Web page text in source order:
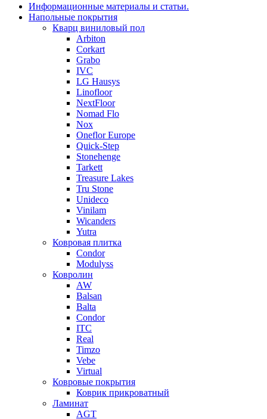
Информационные материалы и статьи.
Напольные покрытия
Кварц виниловый пол
Arbiton
Corkart
Grabo
IVC
LG Hausys
Linofloor
NextFloor
Nomad Flo
Nox
Oneflor Europe
Quick-Step
Stonehenge
Tarkett
Treasure Lakes
Tru Stone
Unideco
Vinilam
Wicanders
Yutra
Ковровая плитка
Condor
Modulyss
Ковролин
AW
Balsan
Balta
Condor
ITC
Real
Timzo
Vebe
Virtual
Ковровые покрытия
Коврик прикроватный
Ламинат
AGT